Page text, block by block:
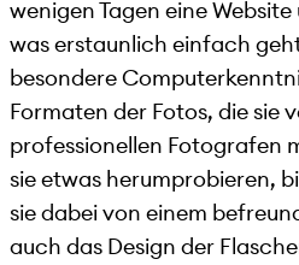
wenigen Tagen eine
was erstaunlich einfach
besondere
Formaten der Fotos, die sie
professionellen Fotografen
sie etwas herumprobieren,
sie dabei von einem
auch das Design der